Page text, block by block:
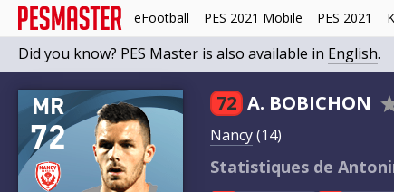
eFootball PES 2021 Mobile PES 2021
Did you know? PES Master is also available in English.
72
MR 72 A. BOBICHON
Nancy(14)
Statistiques de